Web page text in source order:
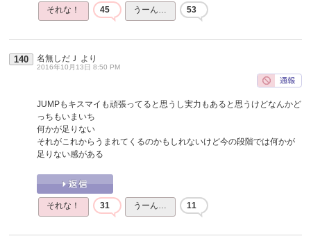
それな！ 45 うーん… 53
140 名無しだＪ より
2016年10月13日 8:50 PM
JUMPもキスマイも頑張ってると思うし実力もあると思うけどなんかど
っちもいまいち
何かが足りない
それがこれからうまれてくるのかもしれないけど今の段階では何かが
足りない感がある
それな！ 31 うーん… 11